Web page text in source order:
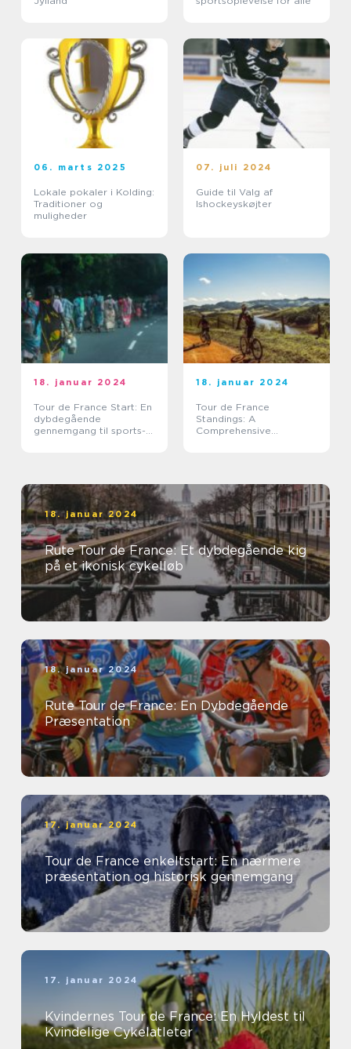
06. marts 2025
Lokale pokaler i Kolding:
Traditioner og
muligheder
07. juli 2024
Guide til Valg af
Ishockeyskøjter
18. januar 2024
Tour de France Start: En
dybdegående
gennemgang til sports-
18. januar 2024
Tour de France
Standings: A
Comprehensive
18. januar 2024
Rute Tour de France: Et dybdegående kig
på et ikonisk cykelløb
18. januar 2024
Rute Tour de France: En Dybdegående
Præsentation
17. januar 2024
Tour de France enkeltstart: En nærmere
præsentation og historisk gennemgang
17. januar 2024
Kvindernes Tour de France: En Hyldest til
Kvindelige Cykelatleter